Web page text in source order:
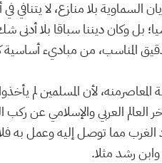
بلا منازع، لا يتنافي
بل وكان ديننا سباقا بلا أدنى
المناسب، من مباديء أساسية
لأن المسلمين لم
العربي والإسلامي عن ركب
مما توصل إليه وعمل به
رشد مثلا.